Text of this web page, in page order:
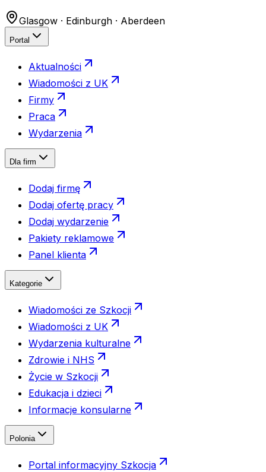
Glasgow · Edinburgh · Aberdeen
Portal
Aktualności
Wiadomości z UK
Firmy
Praca
Wydarzenia
Dla firm
Dodaj firmę
Dodaj ofertę pracy
Dodaj wydarzenie
Pakiety reklamowe
Panel klienta
Kategorie
Wiadomości ze Szkocji
Wiadomości z UK
Wydarzenia kulturalne
Zdrowie i NHS
Życie w Szkocji
Edukacja i dzieci
Informacje konsularne
Polonia
Portal informacyjny Szkocja